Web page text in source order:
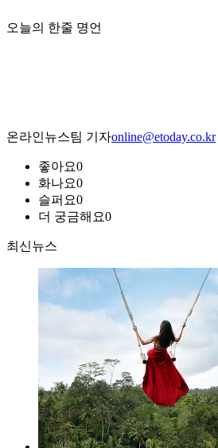
오늘의 한줄 명언
온라인뉴스팀 기자online@etoday.co.kr
좋아요0
화나요0
슬퍼요0
더 궁금해요0
최신뉴스